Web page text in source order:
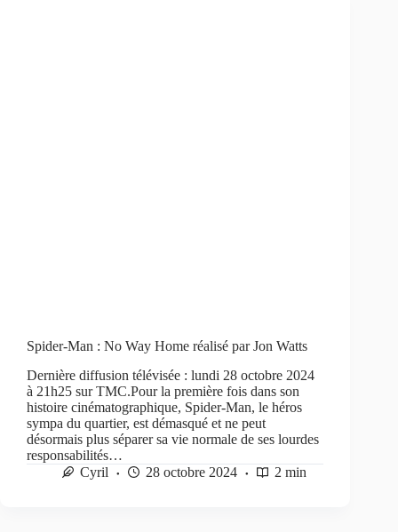
Spider-Man : No Way Home réalisé par Jon Watts
Dernière diffusion télévisée : lundi 28 octobre 2024
à 21h25 sur TMC.Pour la première fois dans son
histoire cinématographique, Spider-Man, le héros
sympa du quartier, est démasqué et ne peut
désormais plus séparer sa vie normale de ses lourdes
responsabilités…
Cyril
28 octobre 2024 2 min